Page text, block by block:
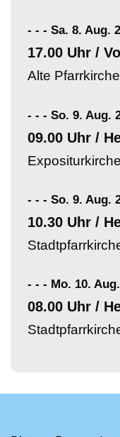
- - - Sa. 8. Aug.
17.00 Uhr /
Alte
- - - So. 9. Aug.
09.00 Uhr /
- - - So. 9. Aug.
10.30 Uhr /
- - - Mo. 10.
08.00 Uhr /